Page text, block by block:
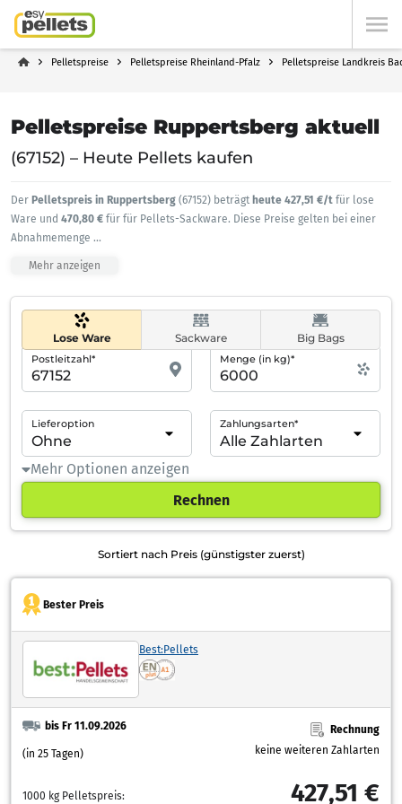
Pelletspreise Pelletspreise Rheinland-Pfalz Pelletspreise Landkreis
Pelletspreise Ruppertsberg aktuell
(67152) – Heute Pellets kaufen
Der Pelletspreis in Ruppertsberg (67152) beträgt heute 427,51 €/t für lose
Ware und 470,80 € für für Pellets-Sackware. Diese Preise gelten bei einer
Abnahmemenge ...
Mehr anzeigen
Lose Ware Sackware Big Bags
Postleitzahl* Menge (in kg)*
Lieferoption Zahlungsarten*
Mehr Optionen anzeigen
Rechnen
Sortiert nach Preis (günstigster zuerst)
Bester Preis
Best:Pellets
bis Fr 11.09.2026
(in 25 Tagen)
Rechnung
keine weiteren Zahlarten
1000 kg Pelletspreis: 427,51 €